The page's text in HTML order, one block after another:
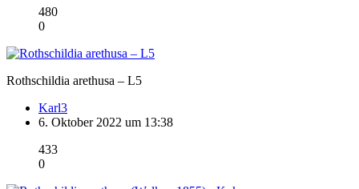
480
0
Rothschildia arethusa – L5
Karl3
6. Oktober 2022 um 13:38
433
0